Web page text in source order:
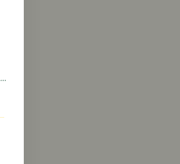
BIENS EN BOURGOGNE IMMOBILIER